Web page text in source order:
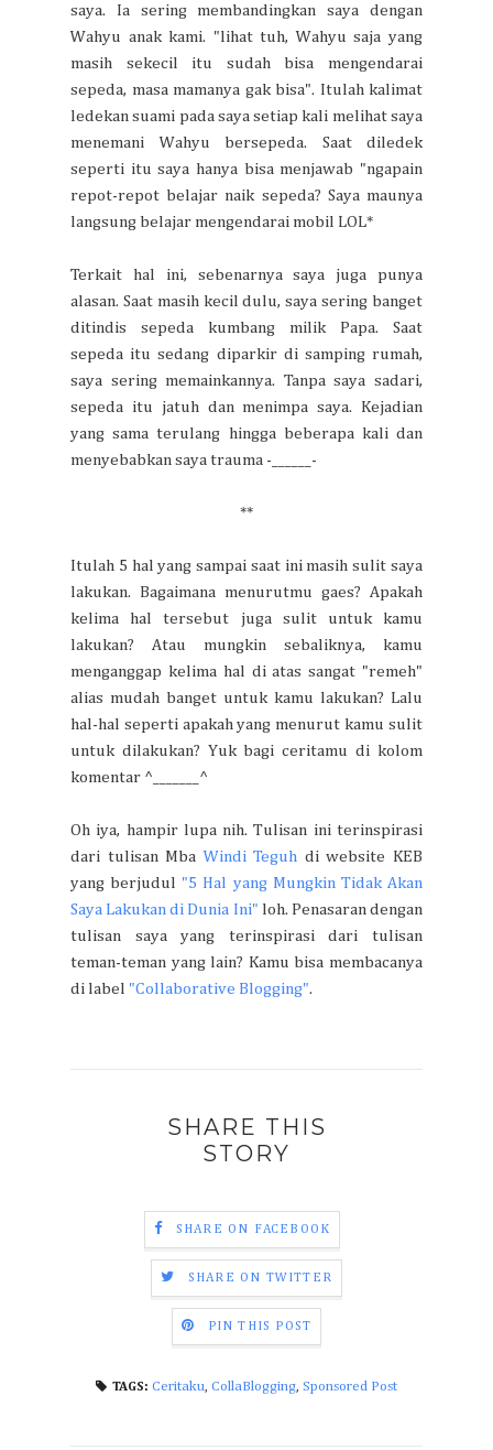
saya. Ia sering membandingkan saya dengan
Wahyu anak kami. "lihat tuh, Wahyu saja yang
masih sekecil itu sudah bisa mengendarai
sepeda, masa mamanya gak bisa". Itulah kalimat
ledekan suami pada saya setiap kali melihat saya
menemani Wahyu bersepeda.
Saat diledek
seperti itu saya hanya bisa menjawab "ngapain
repot-repot belajar naik sepeda? Saya maunya
langsung belajar mengendarai mobil LOL*
Terkait hal ini, sebenarnya saya juga punya
alasan. Saat masih kecil dulu, saya sering banget
ditindis sepeda kumbang milik Papa. Saat
sepeda itu sedang diparkir di samping rumah,
saya sering memainkannya. Tanpa saya sadari,
sepeda itu jatuh dan menimpa saya. Kejadian
yang sama terulang hingga beberapa kali dan
menyebabkan saya trauma -______-
**
Itulah 5 hal yang sampai saat ini masih sulit saya
lakukan. Bagaimana menurutmu gaes? Apakah
kelima hal tersebut juga sulit untuk kamu
lakukan? Atau mungkin sebaliknya, kamu
menganggap kelima hal di atas sangat "remeh"
alias mudah banget untuk kamu lakukan? Lalu
hal-hal seperti apakah yang menurut kamu sulit
untuk dilakukan? Yuk bagi ceritamu di kolom
komentar ^_______^
Oh iya, hampir lupa nih. Tulisan ini terinspirasi
dari tulisan MbaWindi Teguh di website KEB
yang berjudul "5 Hal yang Mungkin Tidak Akan
Saya Lakukan di Dunia Ini" loh. Penasaran dengan
tulisan saya yang terinspirasi dari tulisan
teman-teman yang lain? Kamu bisa membacanya
di label "Collaborative Blogging".
SHARE THIS
STORY
SHARE ON FACEBOOK
SHARE ON TWITTER
PIN THIS POST
TAGS: Ceritaku, CollaBlogging, Sponsored Post